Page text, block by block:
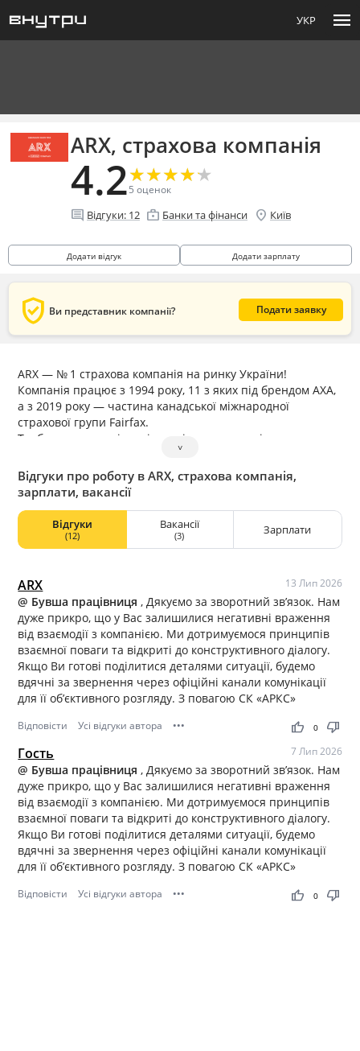
УКР menu
ARX, страхова компанія
4.2★
★★
★★
★★
★★
★
5 оценок
comment Відгуки: 12 enterprise Банки та фінанси location_on Київ
Додати відгук Додати зарплату
verified_user Ви представник компанії? Подати заявку
ARX — № 1 страхова компанія на ринку України!
Компанія працює з 1994 року, 11 з яких під брендом АХА,
а з 2019 року — частина канадської міжнародної
страхової групи Fairfax.
Турбота про працівників та підтримка суспільства —
важливі принципи Золотих правил Fairfax. Ми № 1 по
фонду заробітної плати серед страхових компаній в
Україні. З початку повномасштабного вторгнення
компанія сплатила понад 1,2 млрд грн до бюджету
України та понад 87 млн грн задонатила на ЗСУ.
˅
Відгуки про роботу в ARX, страхова компанія,
зарплати, вакансії
Відгуки
(12)
Вакансії
(3) Зарплати
ARX 13 Лип 2026
@ Бувша працівниця, Дякуємо за зворотний зв’язок. Нам
дуже прикро, що у Вас залишилися негативні враження
від взаємодії з компанією. Ми дотримуємося принципів
взаємної поваги та відкриті до конструктивного діалогу.
Якщо Ви готові поділитися деталями ситуації, будемо
вдячні за звернення через офіційні канали комунікації
для її об’єктивного розгляду. З повагою СК «АРКС»
Відповісти Усі відгуки автора ••• thumb_up thumb_down
0
Гость 7 Лип 2026
@ Бувша працівниця, Дякуємо за зворотний зв’язок. Нам
дуже прикро, що у Вас залишилися негативні враження
від взаємодії з компанією. Ми дотримуємося принципів
взаємної поваги та відкриті до конструктивного діалогу.
Якщо Ви готові поділитися деталями ситуації, будемо
вдячні за звернення через офіційні канали комунікації
для її об’єктивного розгляду. З повагою СК «АРКС»
Відповісти Усі відгуки автора ••• thumb_up thumb_down
0